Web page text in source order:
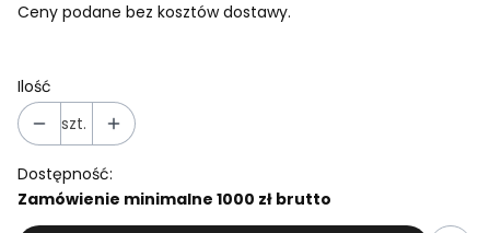
Ceny podane bez kosztów dostawy.
Ilość
szt.
Dostępność:
Zamówienie minimalne 1000 zł brutto